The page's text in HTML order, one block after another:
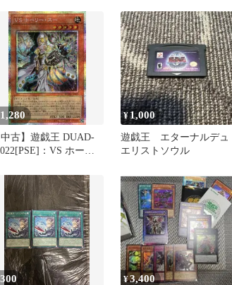
バンス [DUELIST
/ DUAD-
/ ID:37517035
1,280
中古】遊戯王 DUAD-
：VS ホーリ
¥1,000
遊戯王 エターナルデュ
エリストソウル
300 ¥3,400